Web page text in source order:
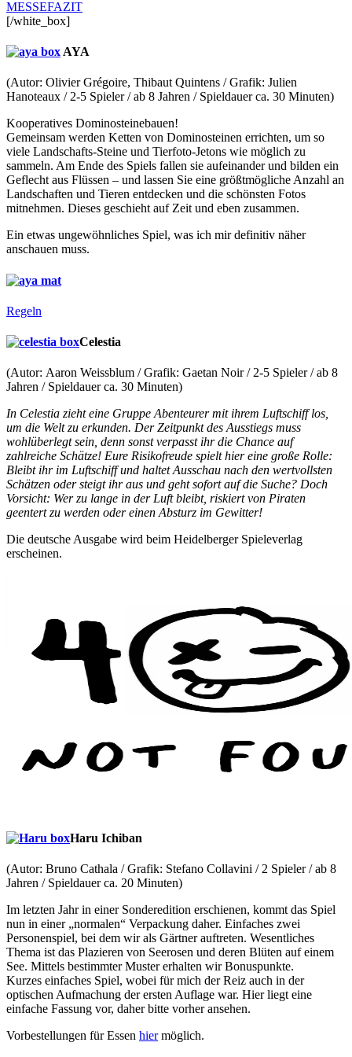
MESSEFAZIT
[/white_box]
AYA
(Autor: Olivier Grégoire, Thibaut Quintens / Grafik: Julien
Hanoteaux / 2-5 Spieler / ab 8 Jahren / Spieldauer ca. 30 Minuten)
Kooperatives Dominosteinebauen!
Gemeinsam werden Ketten von Dominosteinen errichten, um so
viele Landschafts-Steine und Tierfoto-Jetons wie möglich zu
sammeln. Am Ende des Spiels fallen sie aufeinander und bilden ein
Geflecht aus Flüssen – und lassen Sie eine größtmögliche Anzahl an
Landschaften und Tieren entdecken und die schönsten Fotos
mitnehmen. Dieses geschieht auf Zeit und eben zusammen.
Ein etwas ungewöhnliches Spiel, was ich mir definitiv näher
anschauen muss.
Regeln
Celestia
(Autor: Aaron Weissblum / Grafik: Gaetan Noir / 2-5 Spieler / ab 8
Jahren / Spieldauer ca. 30 Minuten)
In Celestia zieht eine Gruppe Abenteurer mit ihrem Luftschiff los,
um die Welt zu erkunden. Der Zeitpunkt des Ausstiegs muss
wohlüberlegt sein, denn sonst verpasst ihr die Chance auf
zahlreiche Schätze! Eure Risikofreude spielt hier eine große Rolle:
Bleibt ihr im Luftschiff und haltet Ausschau nach den wertvollsten
Schätzen oder steigt ihr aus und geht sofort auf die Suche? Doch
Vorsicht: Wer zu lange in der Luft bleibt, riskiert von Piraten
geentert zu werden oder einen Absturz im Gewitter!
Die deutsche Ausgabe wird beim Heidelberger Spieleverlag
erscheinen.
Haru Ichiban
(Autor: Bruno Cathala / Grafik: Stefano Collavini / 2 Spieler / ab 8
Jahren / Spieldauer ca. 20 Minuten)
Im letzten Jahr in einer Sonderedition erschienen, kommt das Spiel
nun in einer „normalen“ Verpackung daher. Einfaches zwei
Personenspiel, bei dem wir als Gärtner auftreten. Wesentliches
Thema ist das Plazieren von Seerosen und deren Blüten auf einem
See. Mittels bestimmter Muster erhalten wir Bonuspunkte.
Kurzes einfaches Spiel, wobei für mich der Reiz auch in der
optischen Aufmachung der ersten Auflage war. Hier liegt eine
einfache Fassung vor, daher bitte vorher ansehen.
Vorbestellungen für Essen hiermöglich.